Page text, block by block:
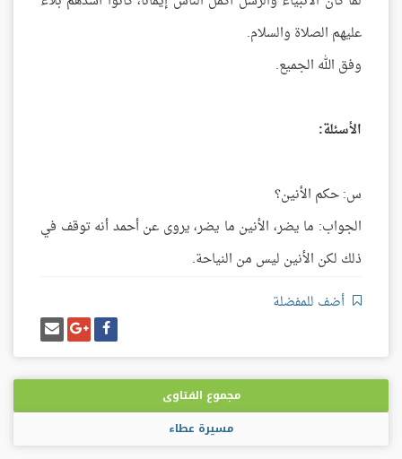
عليهم الصلاة والسلام.
وفق الله الجميع.
الأسئلة:
س: حكم الأنين؟
الجواب: ما يضر، الأنين ما يضر، يروى عن أحمد أنه توقف في
ذلك لكن الأنين ليس من النياحة.
أضف للمفضلة
شارك
على
فيسبوك
شارك
على
غوغل
بلس
إرسل
إيميل
مجموع الفتاوى
مسيرة عطاء